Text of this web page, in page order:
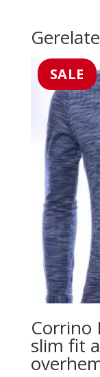
SALE
Corrino
slim fit